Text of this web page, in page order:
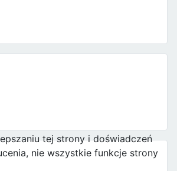
tej strony i doświadczeń
nie wszystkie funkcje strony